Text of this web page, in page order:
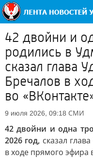
42 двойни и
родились в
сказал глава
Бречалов в
во
9 июля 2026, 09:18 СМИ
42 двойни и одна
2026 год, сказал
в ходе прямого эфира